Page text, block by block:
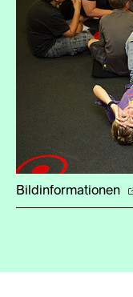
Bildinformationen